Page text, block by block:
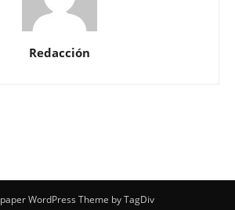
Redacción
WordPress Theme by TagDiv